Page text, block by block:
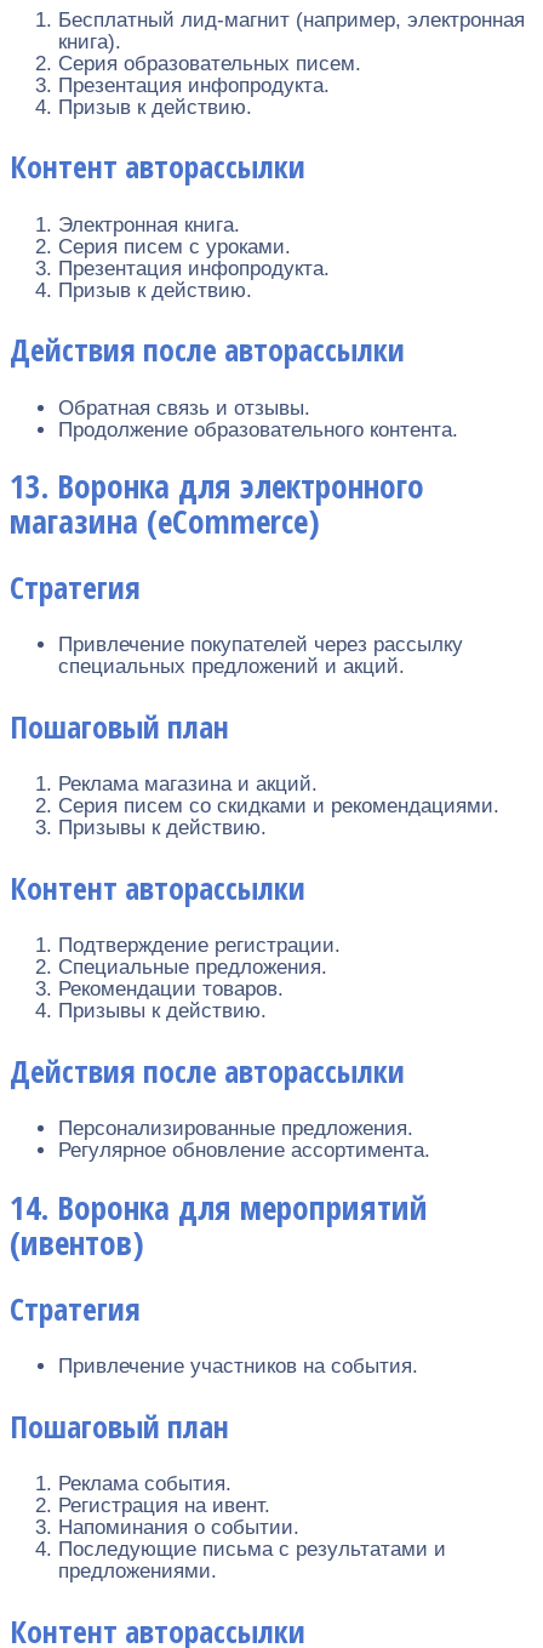
Бесплатный лид-магнит (например, электронная
книга).
Серия образовательных писем.
Презентация инфопродукта.
Призыв к действию.
Контент авторассылки
Электронная книга.
Серия писем с уроками.
Презентация инфопродукта.
Призыв к действию.
Действия после авторассылки
Обратная связь и отзывы.
Продолжение образовательного контента.
13. Воронка для электронного
магазина (eCommerce)
Стратегия
Привлечение покупателей через рассылку
специальных предложений и акций.
Пошаговый план
Реклама магазина и акций.
Серия писем со скидками и рекомендациями.
Призывы к действию.
Контент авторассылки
Подтверждение регистрации.
Специальные предложения.
Рекомендации товаров.
Призывы к действию.
Действия после авторассылки
Персонализированные предложения.
Регулярное обновление ассортимента.
14. Воронка для мероприятий
(ивентов)
Стратегия
Привлечение участников на события.
Пошаговый план
Реклама события.
Регистрация на ивент.
Напоминания о событии.
Последующие письма с результатами и
предложениями.
Контент авторассылки